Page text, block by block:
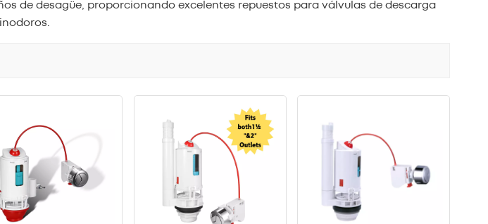
de desagüe, proporcionando excelentes repuestos para válvulas de descarga